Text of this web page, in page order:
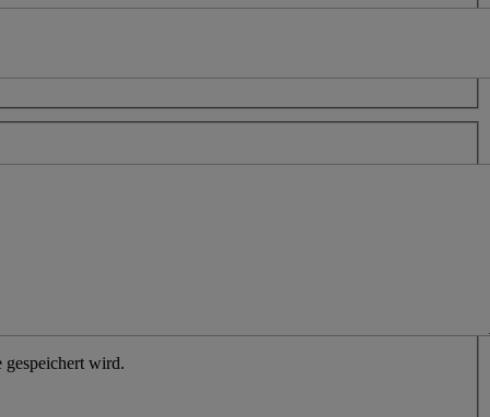
gespeichert wird.